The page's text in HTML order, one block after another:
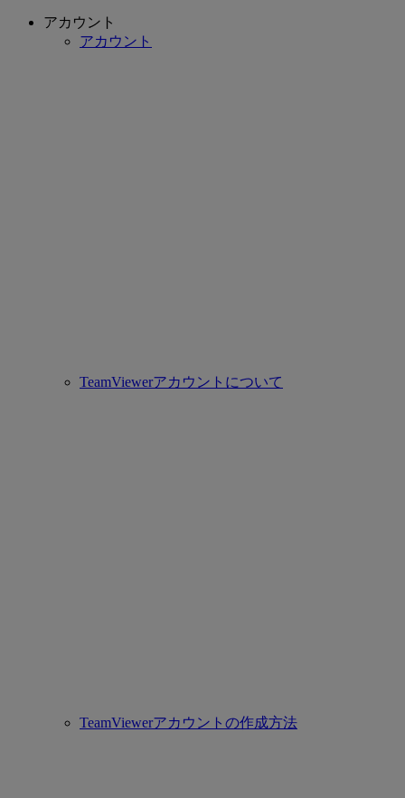
アカウント
アカウント
TeamViewerアカウントについて
TeamViewerアカウントの作成方法